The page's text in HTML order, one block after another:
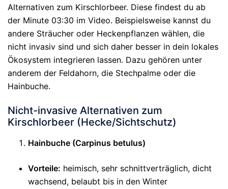
Alternativen zum Kirschlorbeer. Diese findest du ab
der Minute 03:30 im Video. Beispielsweise kannst du
andere Sträucher oder Heckenpflanzen wählen, die
nicht invasiv sind und sich daher besser in dein lokales
Ökosystem integrieren lassen. Dazu gehören unter
anderem der Feldahorn, die Stechpalme oder die
Hainbuche.
Nicht-invasive Alternativen zum
Kirschlorbeer (Hecke/Sichtschutz)
Hainbuche (Carpinus betulus)
Vorteile: heimisch, sehr schnittverträglich, dicht
wachsend, belaubt bis in den Winter